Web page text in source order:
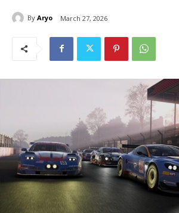
By Aryo March 27, 2026